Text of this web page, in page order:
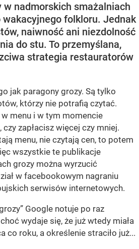
w nadmorskich smażalniach
wakacyjnego folkloru. Jednak
naiwność ani niezdolność
do stu. To przemyślana,
strategia restauratorów
jak paragony grozy. Są tylko
którzy nie potrafią czytać.
menu i w tym momencie
zapłacisz więcej czy mniej.
menu, nie czytają cen, to potem
wszystkie te publikacje
grozy można wyrzucić
w facebookowym nagraniu
serwisów internetowych.
Google notuje po raz
wydaje się, że już wtedy miała
co roku, a określenie straciło już...